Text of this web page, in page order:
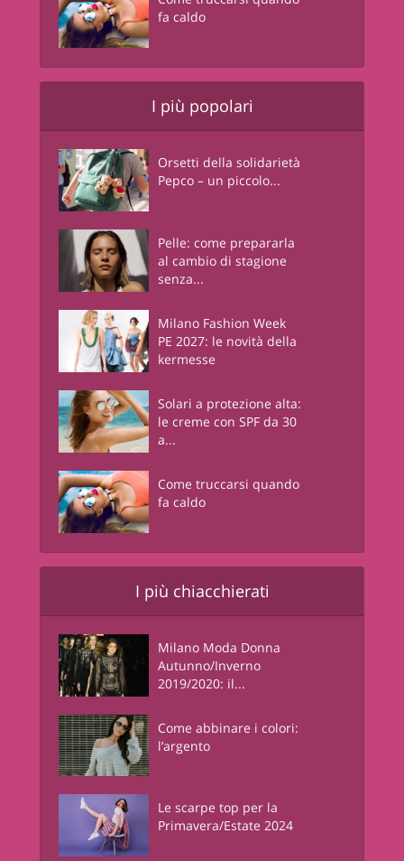
fa caldo
I più popolari
Orsetti della solidarietà
Pepco – un piccolo...
Pelle: come prepararla
al cambio di stagione
senza...
Milano Fashion Week
PE 2027: le novità della
kermesse
Solari a protezione alta:
le creme con SPF da 30
a...
Come truccarsi quando
fa caldo
I più chiacchierati
Milano Moda Donna
Autunno/Inverno
2019/2020: il...
Come abbinare i colori:
l’argento
Le scarpe top per la
Primavera/Estate 2024